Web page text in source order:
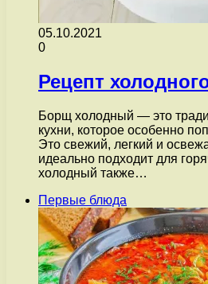
05.10.2021
0
Рецепт
Борщ холодный — это
кухни, которое особенно
Это свежий, легкий и
идеально подходит для
холодный также…
Первые блюда